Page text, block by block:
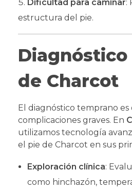
Dificultad para caminar:
estructura del pie.
de Charcot
El diagnóstico temprano es
complicaciones graves. En
utilizamos tecnología
el pie de Charcot en sus
Exploración clínica:
como hinchazón,